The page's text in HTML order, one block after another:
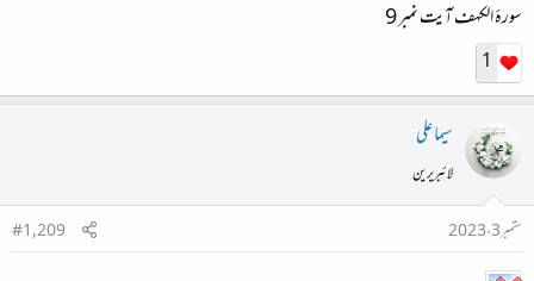
سورۂ الکہف آیت نمبر 9
1
سیما علی
لائبریرین
ستمبر 3، 2023
#1,209